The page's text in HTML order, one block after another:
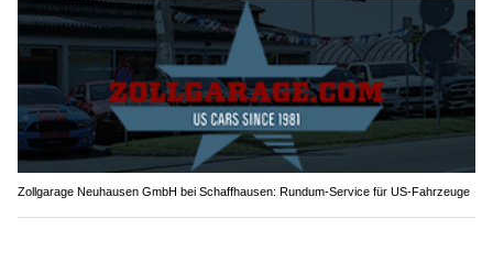
Zollgarage Neuhausen GmbH bei Schaffhausen: Rundum-Service für US-Fahrzeuge